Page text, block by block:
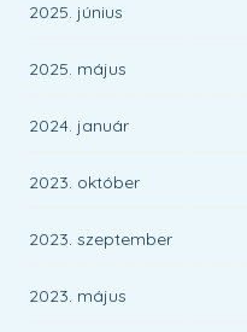
2025. június
2025. május
2024. január
2023. október
2023. szeptember
2023. május